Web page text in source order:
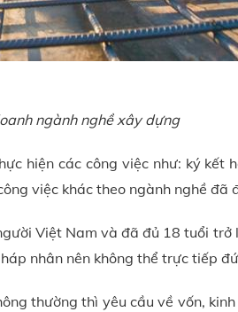
ngành nghề xây dựng
hiện các công việc như: ký kết
việc khác theo ngành nghề đã
Việt Nam và đã đủ 18 tuổi trở
nhân nên không thể trực tiếp
thường thì yêu cầu về vốn,